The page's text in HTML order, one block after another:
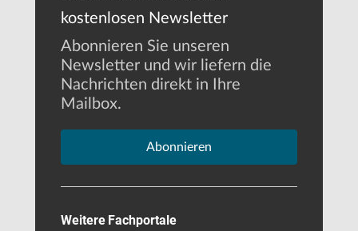
kostenlosen Newsletter
Abonnieren Sie unseren
Newsletter und wir liefern die
Nachrichten direkt in Ihre
Mailbox.
Abonnieren
Weitere Fachportale